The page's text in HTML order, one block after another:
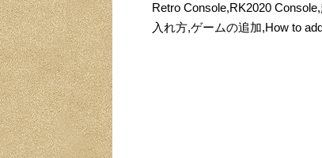
Retro Console,RK2020
入れ方,ゲームの追加,How to